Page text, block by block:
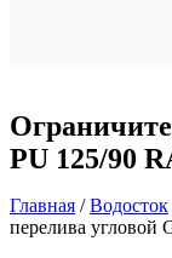
PU 125/90
Главная /Водосток
перелива угловой